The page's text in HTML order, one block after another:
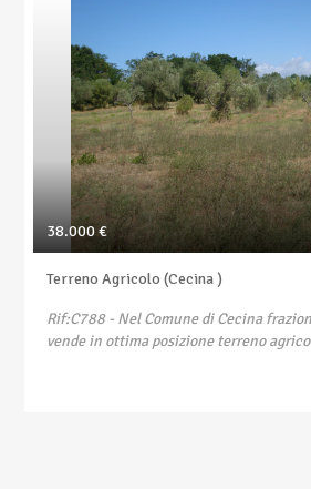
38.000 €
Terreno Agricolo (Cecina )
Rif:C788- Nel Comune di Cecina
vende in ottima posizione terreno